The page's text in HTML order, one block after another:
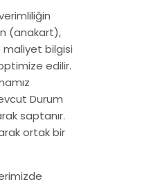
(anakart),
maliyet bilgisi
edilir.
Durum
saptanır.
ortak bir